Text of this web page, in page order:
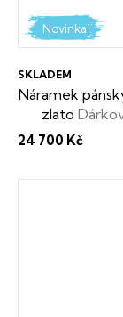
Novinka
Náramek
zlato
SKLADEM
24 700 Kč